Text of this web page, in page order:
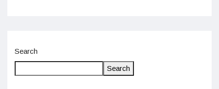
Search
Search